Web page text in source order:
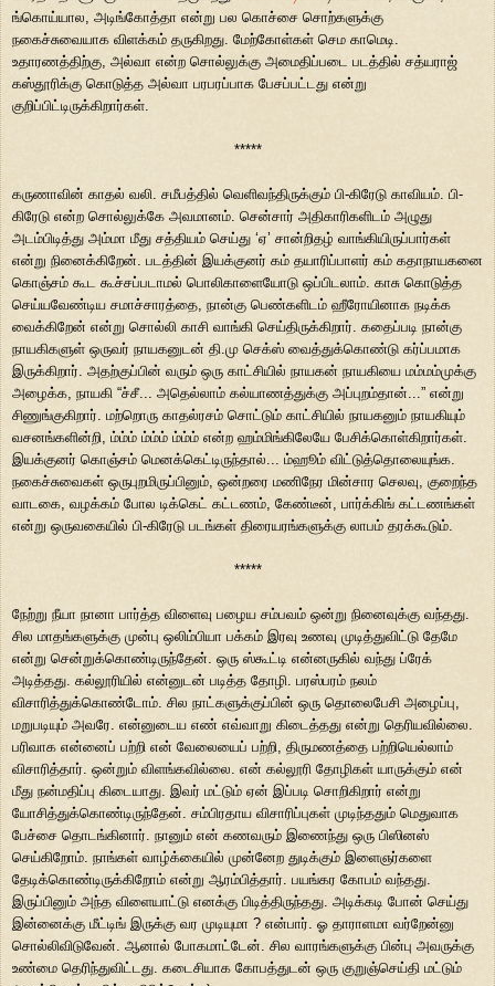
ங்கொய்யால, அடிங்கோத்தா என்று பல கொச்சை சொற்களுக்கு
நகைச்சுவையாக விளக்கம் தருகிறது. மேற்கோள்கள் செம காமெடி.
உதாரணத்திற்கு, அல்வா என்ற சொல்லுக்கு அமைதிப்படை படத்தில் சத்யராஜ்
கஸ்தூரிக்கு கொடுத்த அல்வா பரபரப்பாக பேசப்பட்டது என்று
குறிப்பிட்டிருக்கிறார்கள்.
*****
கருணாவின் காதல் வலி. சமீபத்தில் வெளிவந்திருக்கும் பி-கிரேடு காவியம். பி-
கிரேடு என்ற சொல்லுக்கே அவமானம். சென்சார் அதிகாரிகளிடம் அழுது
அடம்பிடித்து அம்மா மீது சத்தியம் செய்து ‘ஏ’ சான்றிதழ் வாங்கியிருப்பார்கள்
என்று நினைக்கிறேன். படத்தின் இயக்குனர் கம் தயாரிப்பாளர் கம் கதாநாயகனை
கொஞ்சம் கூட கூச்சப்படாமல் பொலிகாளையோடு ஒப்பிடலாம். காசு கொடுத்த
செய்யவேண்டிய சமாச்சாரத்தை, நான்கு பெண்களிடம் ஹீரோயினாக நடிக்க
வைக்கிறேன் என்று சொல்லி காசி வாங்கி செய்திருக்கிறார். கதைப்படி நான்கு
நாயகிகளுள் ஒருவர் நாயகனுடன் தி.மு செக்ஸ் வைத்துக்கொண்டு கர்ப்பமாக
இருக்கிறார். அதற்குப்பின் வரும் ஒரு காட்சியில் நாயகன் நாயகியை மம்மம்முக்கு
அழைக்க, நாயகி “ச்சீ... அதெல்லாம் கல்யாணத்துக்கு அப்புறம்தான்...” என்று
சிணுங்குகிறார். மற்றொரு காதல்ரசம் சொட்டும் காட்சியில் நாயகனும் நாயகியும்
வசனங்களின்றி, ம்ம்ம் ம்ம்ம் ம்ம்ம் என்ற ஹம்மிங்கிலேயே பேசிக்கொள்கிறார்கள்.
இயக்குனர் கொஞ்சம் மெனக்கெட்டிருந்தால்... ம்ஹூம் விட்டுத்தொலையுங்க.
நகைச்சுவைகள் ஒருபுறமிருப்பினும், ஒன்றரை மணிநேர மின்சார செலவு, குறைந்த
வாடகை, வழக்கம் போல டிக்கெட் கட்டணம், கேண்டீன், பார்க்கிங் கட்டணங்கள்
என்று ஒருவகையில் பி-கிரேடு படங்கள் திரையரங்களுக்கு லாபம் தரக்கூடும்.
*****
நேற்று நீயா நானா பார்த்த விளைவு பழைய சம்பவம் ஒன்று நினைவுக்கு வந்தது.
சில மாதங்களுக்கு முன்பு ஒலிம்பியா பக்கம் இரவு உணவு முடித்துவிட்டு தேமே
என்று சென்றுக்கொண்டிருந்தேன். ஒரு ஸ்கூட்டி என்னருகில் வந்து ப்ரேக்
அடித்தது. கல்லூரியில் என்னுடன் படித்த தோழி. பரஸ்பரம் நலம்
விசாரித்துக்கொண்டோம். சில நாட்களுக்குப்பின் ஒரு தொலைபேசி அழைப்பு,
மறுபடியும் அவரே. என்னுடைய எண் எவ்வாறு கிடைத்தது என்று தெரியவில்லை.
பரிவாக என்னைப் பற்றி என் வேலையைப் பற்றி, திருமணத்தை பற்றியெல்லாம்
விசாரித்தார். ஒன்றும் விளங்கவில்லை. என் கல்லூரி தோழிகள் யாருக்கும் என்
மீது நன்மதிப்பு கிடையாது. இவர் மட்டும் ஏன் இப்படி சொறிகிறார் என்று
யோசித்துக்கொண்டிருந்தேன். சம்பிரதாய விசாரிப்புகள் முடிந்ததும் மெதுவாக
பேச்சை தொடங்கினார். நானும் என் கணவரும் இணைந்து ஒரு பிஸினஸ்
செய்கிறோம். நாங்கள் வாழ்க்கையில் முன்னேற துடிக்கும் இளைஞர்களை
தேடிக்கொண்டிருக்கிறோம் என்று ஆரம்பித்தார். பயங்கர கோபம் வந்தது.
இருப்பினும் அந்த விளையாட்டு எனக்கு பிடித்திருந்தது. அடிக்கடி போன் செய்து
இன்னைக்கு மீட்டிங் இருக்கு வர முடியுமா ? என்பார். ஓ தாராளமா வர்றேன்னு
சொல்லிவிடுவேன். ஆனால் போகமாட்டேன். சில வாரங்களுக்கு பின்பு அவருக்கு
உண்மை தெரிந்துவிட்டது. கடைசியாக கோபத்துடன் ஒரு குறுஞ்செய்தி மட்டும்